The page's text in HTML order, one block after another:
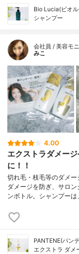
Bio Lucia(ビオ
シャンプー
会社員 / 美容モ
みこ
4.00
エクストラダメー
に！！
切れ毛・枝毛等のダメ
ダメージを防ぎ、サロ
ンボトル。シャンプー
PANTENE(パン
エクストラ ダメ